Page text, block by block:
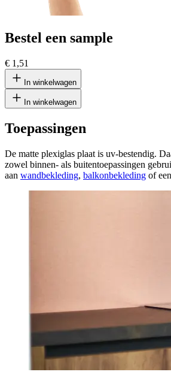
Bestel een sample
€ 1,51
In winkelwagen
In winkelwagen
Toepassingen
De matte plexiglas plaat is uv-bestendig.
zowel binnen- als buitentoepassingen
aan wandbekleding, balkonbekleding of een